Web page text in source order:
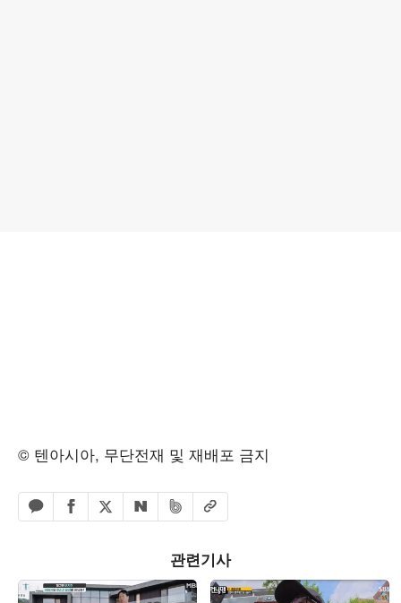
© 텐아시아, 무단전재 및 재배포 금지
카카오톡 공유하기
페이스북 공유하기
엑스 공유하기
네이버 공유하기
밴드 공유하기
URL복사
관련기사